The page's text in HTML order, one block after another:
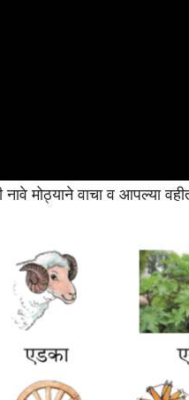
मोठ्याने वाचा व आपल्या